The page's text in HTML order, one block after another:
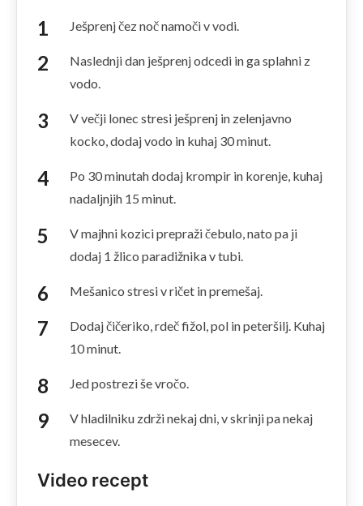
Ješprenj čez noč namoči v vodi.
Naslednji dan ješprenj odcedi in ga splahni z
vodo.
V večji lonec stresi ješprenj in zelenjavno
kocko, dodaj vodo in kuhaj 30 minut.
Po 30 minutah dodaj krompir in korenje, kuhaj
nadaljnjih 15 minut.
V majhni kozici prepraži čebulo, nato pa ji
dodaj 1 žlico paradižnika v tubi.
Mešanico stresi v ričet in premešaj.
Dodaj čičeriko, rdeč fižol, pol in peteršilj. Kuhaj
10 minut.
Jed postrezi še vročo.
V hladilniku zdrži nekaj dni, v skrinji pa nekaj
mesecev.
Video recept